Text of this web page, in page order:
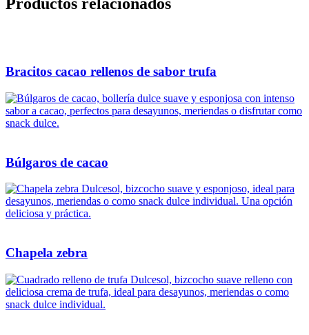
Bracitos cacao rellenos de sabor trufa
Búlgaros de cacao
Chapela zebra